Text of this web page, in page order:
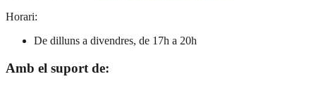
Horari:
De dilluns a divendres, de 17h a 20h
Amb el suport de: